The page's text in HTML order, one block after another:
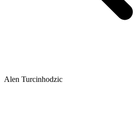
Alen Turcinhodzic